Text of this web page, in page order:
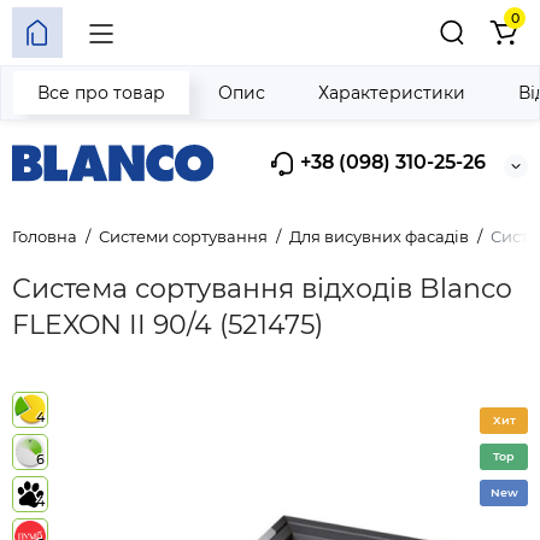
+38 (098) 310-25-26
0
Головна Системи сортування Для висувних фасадів
Система сортування відходів Blanco
FLEXON II 90/4 (521475)
Все про товар Опис Характеристики
4
6
4
Хит
Top
New